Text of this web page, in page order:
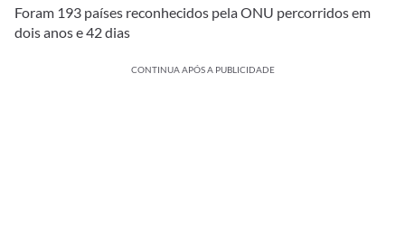
Foram 193 países reconhecidos pela ONU percorridos em
dois anos e 42 dias
CONTINUA APÓS A PUBLICIDADE